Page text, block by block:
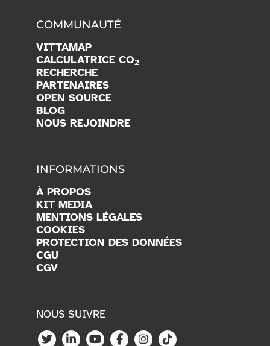
COMMUNAUTÉ
VITTAMAP
CALCULATRICE CO2
RECHERCHE
PARTENAIRES
OPEN SOURCE
BLOG
NOUS REJOINDRE
INFORMATIONS
À PROPOS
KIT MEDIA
MENTIONS LÉGALES
COOKIES
PROTECTION DES DONNÉES
CGU
CGV
NOUS SUIVRE